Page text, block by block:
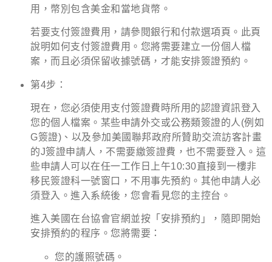
用，幣別包含美金和當地貨幣。
若要支付簽證費用，請參閱銀行和付款選項頁。此頁
說明如何支付簽證費用。您將需要建立一份個人檔
案，而且必須保留收據號碼，才能安排簽證預約。
第4步：
現在，您必須使用支付簽證費時所用的認證資訊登入
您的個人檔案。某些申請外交或公務類簽證的人 (例如
G簽證) 、以及參加美國聯邦政府所贊助交流訪客計畫
的J簽證申請人，不需要繳簽證費，也不需要登入。這
些申請人可以在任一工作日上午10:30直接到一樓非
移民簽證科一號窗口，不用事先預約。其他申請人必
須登入。進入系統後，您會看見您的主控台。
進入美國在台協會官網並按「安排預約」，隨即開始
安排預約的程序。您將需要：
您的護照號碼。